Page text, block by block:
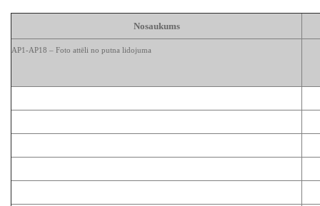
Nosaukums
AP1-AP18 – Foto attēli no putna lidojuma